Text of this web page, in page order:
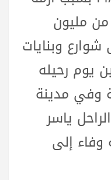
من مليون
وبنايات
يوم رحيله
وفي مدينة
ياسر
وفاء إلى